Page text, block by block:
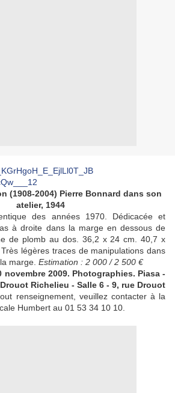
(1908-2004) Pierre Bonnard dans son
atelier, 1944
des années 1970. Dédicacée et
à droite dans la marge en dessous de
de plomb au dos. 36,2 x 24 cm. 40,7 x
légères traces de manipulations dans
marge. Estimation : 2 000 / 2 500 €
novembre 2009. Photographies. Piasa -
Richelieu - Salle 6 - 9, rue Drouot
renseignement, veuillez contacter à la
Humbert au 01 53 34 10 10.